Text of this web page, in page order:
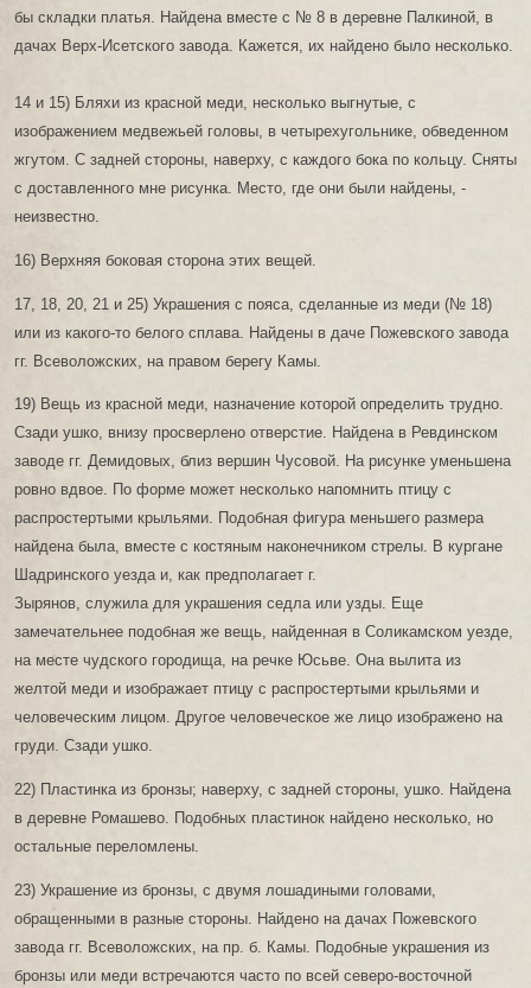
бы складки платья. Найдена вместе с № 8 в деревне Палкиной, в
дачах Верх-Исетского завода. Кажется, их найдено было несколько.
14 и 15) Бляхи из красной меди, несколько выгнутые, с
изображением медвежьей головы, в четырехугольнике, обведенном
жгутом. С задней стороны, наверху, с каждого бока по кольцу. Сняты
с доставленного мне рисунка. Место, где они были найдены, -
неизвестно.
16) Верхняя боковая сторона этих вещей.
17, 18, 20, 21 и 25) Украшения с пояса, сделанные из меди (№ 18)
или из какого-то белого сплава. Найдены в даче Пожевского завода
гг. Всеволожских, на правом берегу Камы.
19) Вещь из красной меди, назначение которой определить трудно.
Сзади ушко, внизу просверлено отверстие. Найдена в Ревдинском
заводе гг. Демидовых, близ вершин Чусовой. На рисунке уменьшена
ровно вдвое. По форме может несколько напомнить птицу с
распростертыми крыльями. Подобная фигура меньшего размера
найдена была, вместе с костяным наконечником стрелы. В кургане
Шадринского уезда и, как предполагает г.
Зырянов, служила для украшения седла или узды. Еще
замечательнее подобная же вещь, найденная в Соликамском уезде,
на месте чудского городища, на речке Юсьве. Она вылита из
желтой меди и изображает птицу с распростертыми крыльями и
человеческим лицом. Другое человеческое же лицо изображено на
груди. Сзади ушко.
22) Пластинка из бронзы; наверху, с задней стороны, ушко. Найдена
в деревне Ромашево. Подобных пластинок найдено несколько, но
остальные переломлены.
23) Украшение из бронзы, с двумя лошадиными головами,
обращенными в разные стороны. Найдено на дачах Пожевского
завода гг. Всеволожских, на пр. б. Камы. Подобные украшения из
бронзы или меди встречаются часто по всей северо-восточной